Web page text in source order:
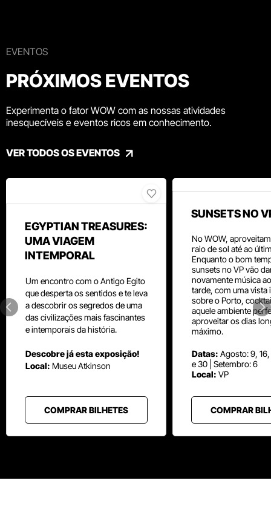
EVENTOS
PRÓXIMOS EVENTOS
Experimenta o fator WOW com as nossas atividades
inesquecíveis e eventos ricos em conhecimento.
VER TODOS OS EVENTOS
EGYPTIAN TREASURES:
UMA VIAGEM
INTEMPORAL
Um encontro com oAntigo Egito
que desperta os sentidos e te leva
a descobrir os segredos de uma
das civilizações mais fascinantes
e intemporais da história.
Descobre já esta exposição!
Local: MuseuAtkinson
COMPRAR BILHETES
SUNSETS NO
No WOW,
raio de sol até ao
Enquanto o bom
sunsets no VP vão
novamente música
tarde, com uma vista
sobre o Porto,
aquele ambiente
aproveitar os dias
máximo.
Datas: Agosto: 9,
e 30 | Setembro: 6
Local: VP
COMPRAR